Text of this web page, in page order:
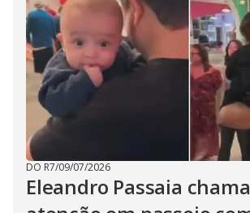
DO R7/09/07/2026
Eleandro Passaia